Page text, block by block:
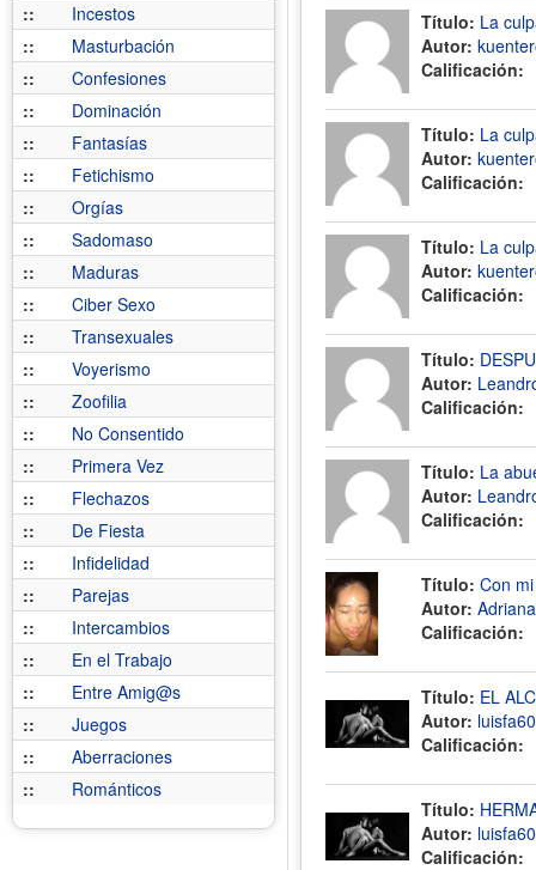
::
Incestos
::
Masturbación
::
Confesiones
::
Dominación
::
Fantasías
::
Fetichismo
::
Orgías
::
Sadomaso
::
Maduras
::
Ciber Sexo
::
Transexuales
::
Voyerismo
::
Zoofilia
::
No Consentido
::
Primera Vez
::
Flechazos
::
De Fiesta
::
Infidelidad
::
Parejas
::
Intercambios
::
En el Trabajo
::
Entre Amig@s
::
Juegos
::
Aberraciones
::
Románticos
Título: La
Autor:
Calificación:
Título: La
Autor:
Calificación:
Título: La
Autor:
Calificación:
Título:
Autor:
Calificación:
Título: La
Autor:
Calificación:
Título: Con
Autor:
Calificación:
Título: EL
Autor: luisfa60
Calificación:
Título:
Autor: luisfa60
Calificación: